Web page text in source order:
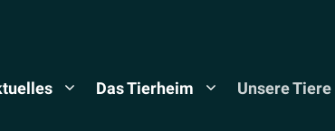
Das Tierheim Unsere Tiere